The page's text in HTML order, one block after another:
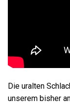
Die uralten
unserem bisher